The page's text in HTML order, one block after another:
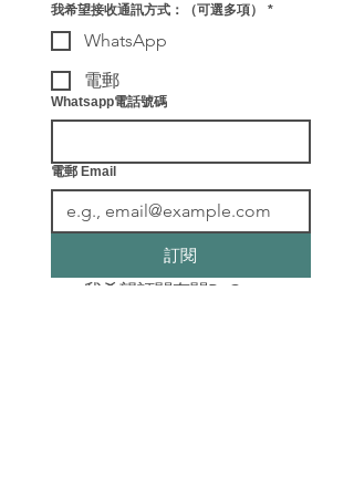
我希望接收通訊方式：（可選多項） *
WhatsApp
電郵
Whatsapp電話號碼
電郵 Email
訂閱
我希望訂閱有關ReConnect